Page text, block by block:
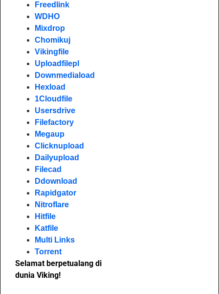
Freedlink
WDHO
Mixdrop
Chomikuj
Vikingfile
Uploadfilepl
Downmediaload
Hexload
1Cloudfile
Usersdrive
Filefactory
Megaup
Clicknupload
Dailyupload
Filecad
Ddownload
Rapidgator
Nitroflare
Hitfile
Katfile
Multi Links
Torrent
Selamat berpetualang di
dunia Viking!